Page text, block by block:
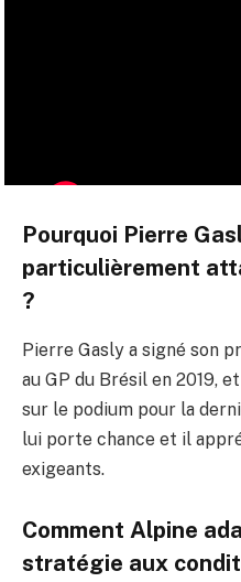
Pourquoi Pierre
particulièrement
?
Pierre Gasly a signé son
au GP du Brésil en 2019,
sur le podium pour la
lui porte chance et il
exigeants.
Comment Alpine
stratégie aux